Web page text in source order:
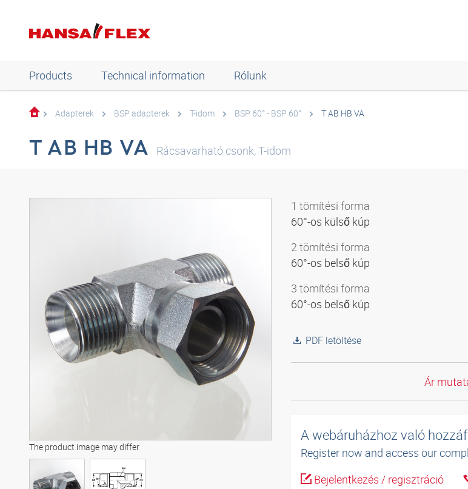
Products Technical information Rólunk
Adapterek BSP adapterek T-idom BSP 60° - BSP 60° T AB HB VA
T AB HB VA Rácsavarható csonk, T-idom
The product image may differ
1 tömítési forma
60°-os külső kúp
2 tömítési forma
60°-os belső kúp
3 tömítési forma
60°-os belső kúp
PDF letöltése
Ár
A webáruházhoz való
Register now and access our
Bejelentkezés / regisztráció